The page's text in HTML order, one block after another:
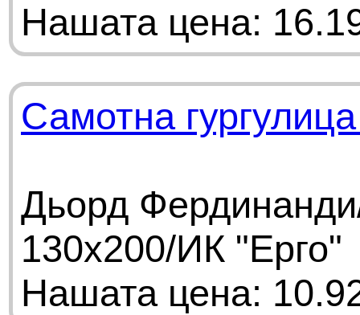
Нашата цена:
Самотна
Дьорд
130х200/ИК "Ерго"
Нашата цена: